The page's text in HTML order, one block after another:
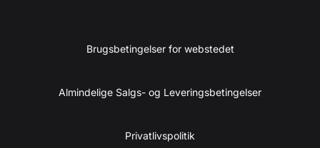
Brugsbetingelser for webstedet
Almindelige Salgs- og Leveringsbetingelser
Privatlivspolitik